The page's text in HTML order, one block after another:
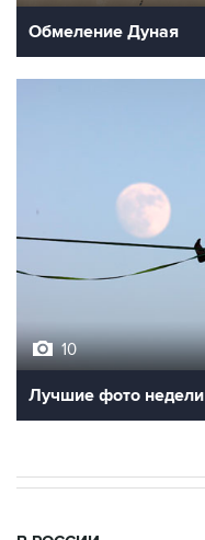
Обмеление Дуная
10
Лучшие фото недели